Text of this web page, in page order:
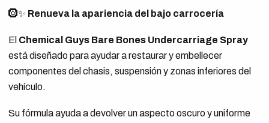
🛞✨ Renueva la apariencia del bajo carrocería
El Chemical Guys Bare Bones Undercarriage Spray
está diseñado para ayudar a restaurar y embellecer
componentes del chasis, suspensión y zonas inferiores del
vehículo.
Su fórmula ayuda a devolver un aspecto oscuro y uniforme